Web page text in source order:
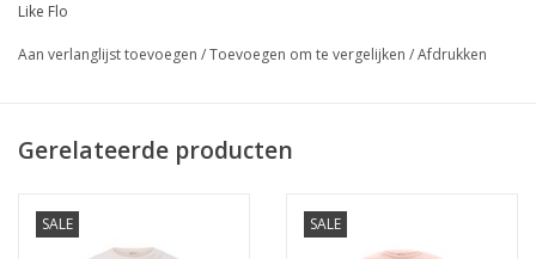
Like Flo
Aan verlanglijst toevoegen /Toevoegen om te vergelijken /Afdrukken
Gerelateerde producten
SALE SALE